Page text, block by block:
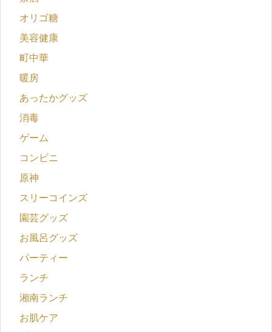
オリゴ糖
美容健康
町中華
暖房
あったかグッズ
消毒
ゲーム
コンビニ
原神
スリーコインズ
園芸グッズ
お風呂グッズ
パーティー
ランチ
湘南ランチ
お肌ケア